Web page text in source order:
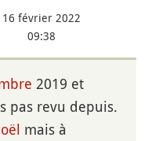
16 février 2022
09:38
2019 et
pas revu depuis.
mais à